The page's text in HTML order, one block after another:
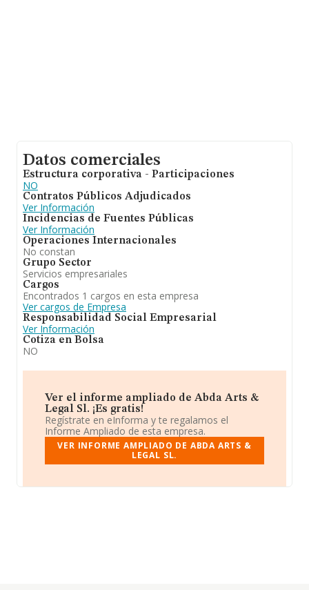
Datos comerciales
Estructura corporativa - Participaciones
NO
Contratos Públicos Adjudicados
Ver Información
Incidencias de Fuentes Públicas
Ver Información
Operaciones Internacionales
No constan
Grupo Sector
Servicios empresariales
Cargos
Encontrados 1 cargos en esta empresa
Ver cargos de Empresa
Responsabilidad Social Empresarial
Ver Información
Cotiza en Bolsa
NO
Ver el informe ampliado de Abda Arts &
Legal Sl. ¡Es gratis!
Regístrate en eInforma y te regalamos el
Informe Ampliado de esta empresa.
VER INFORME AMPLIADO DE ABDA ARTS &
LEGAL SL.